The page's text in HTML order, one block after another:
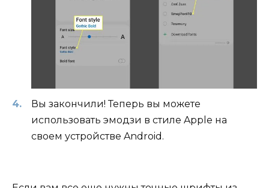
Вы закончили! Теперь вы можете
использовать эмодзи в стиле Apple на
своем устройстве Android.